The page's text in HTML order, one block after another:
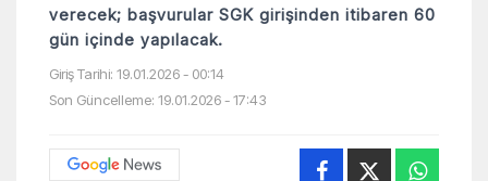
verecek; başvurular SGK girişinden itibaren 60
gün içinde yapılacak.
Giriş Tarihi: 19.01.2026 - 00:14
Son Güncelleme: 19.01.2026 - 17:43